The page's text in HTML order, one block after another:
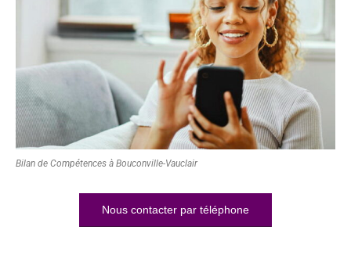
Bilan de Compétences à Bouconville-Vauclair
Nous contacter par téléphone